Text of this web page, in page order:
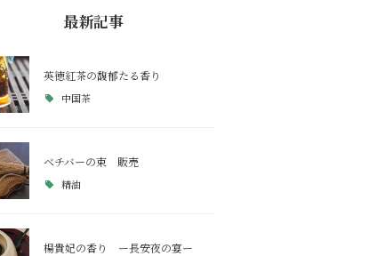
最新記事
英徳紅茶の馥郁たる香り
中国茶
ベチバーの束 販売
精油
楊貴妃の香り ー長安夜の宴ー